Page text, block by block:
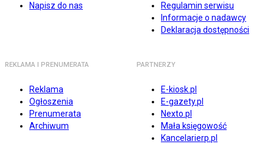
Napisz do nas
Regulamin serwisu
Informacje o nadawcy
Deklaracja dostępności
REKLAMA I PRENUMERATA
Reklama
Ogłoszenia
Prenumerata
Archiwum
PARTNERZY
E-kiosk.pl
E-gazety.pl
Nexto.pl
Mała księgowość
Kancelarierp.pl